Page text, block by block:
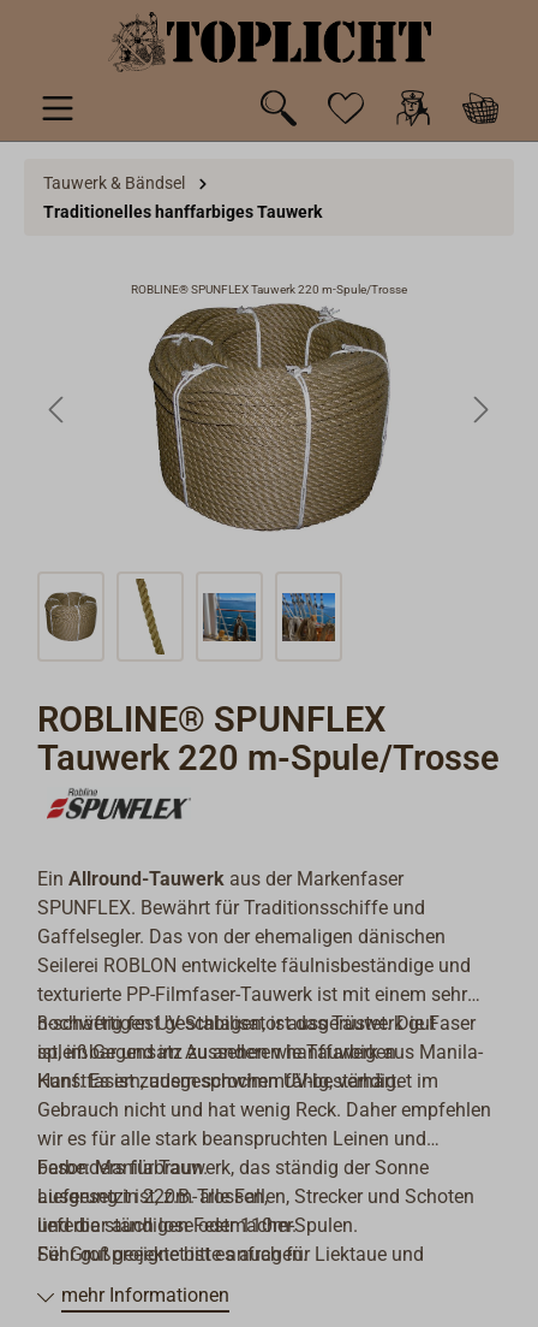
springen
Tauwerk & Bändsel
Traditionelles hanffarbiges Tauwerk
ROBLINE® SPUNFLEX Tauwerk 220 m-Spule/Trosse
ROBLINE® SPUNFLEX
Tauwerk 220 m-Spule/Trosse
EinAllround-Tauwerk aus der Markenfaser
SPUNFLEX. Bewährt für Traditionsschiffe und
Gaffelsegler. Das von der ehemaligen dänischen
Seilerei ROBLON entwickelte fäulnisbeständige und
texturierte PP-Filmfaser-Tauwerk ist mit einem sehr
hochwertigen UV-Stabilisator ausgerüstet. Die Faser
ist, im Gegensatz zu anderen hanffarbigen
Kunstfasern, ausgesprochen UV-beständig.
3-schäftig fest geschlagen, ist das Tauwerk gut
spleißbar und im Aussehen wie Tauwerk aus Manila-
Hanf. Es ist zudem schwimmfähig, verhärtet im
Gebrauch nicht und hat wenig Reck. Daher empfehlen
wir es für alle stark beanspruchten Leinen und
besonders für Tauwerk, das ständig der Sonne
ausgesetzt ist, z.B. alle Fallen, Strecker und Schoten
und die ständigen Festmacher.
Sehr gut geeignet ist es auch für Liektaue und
Jungferntaljen.
Farbe: Manilabraun.
Lieferung in 220m-Trossen,
lieferbar auch lose oder 110m-Spulen.
Für Großprojekte bitte anfragen.
mehr Informationen